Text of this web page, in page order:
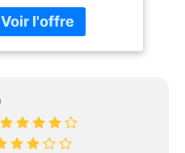
moment, n'importe
La fonction d'alerte
offre une
accrue pour ceux
et vulnérables,
que la police, la
et les pompiers.
Idée Cadeau
Anniversaire
licorne talkies-
éliminent le
Une seule charge
pour des
de jeu sans